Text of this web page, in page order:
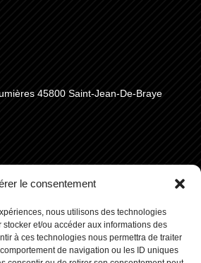
le consentement
nous utilisons des technologies
et/ou accéder aux informations des
à ces technologies nous permettra de traiter
de navigation ou les ID uniques
45800 Saint-Jean-De-Braye